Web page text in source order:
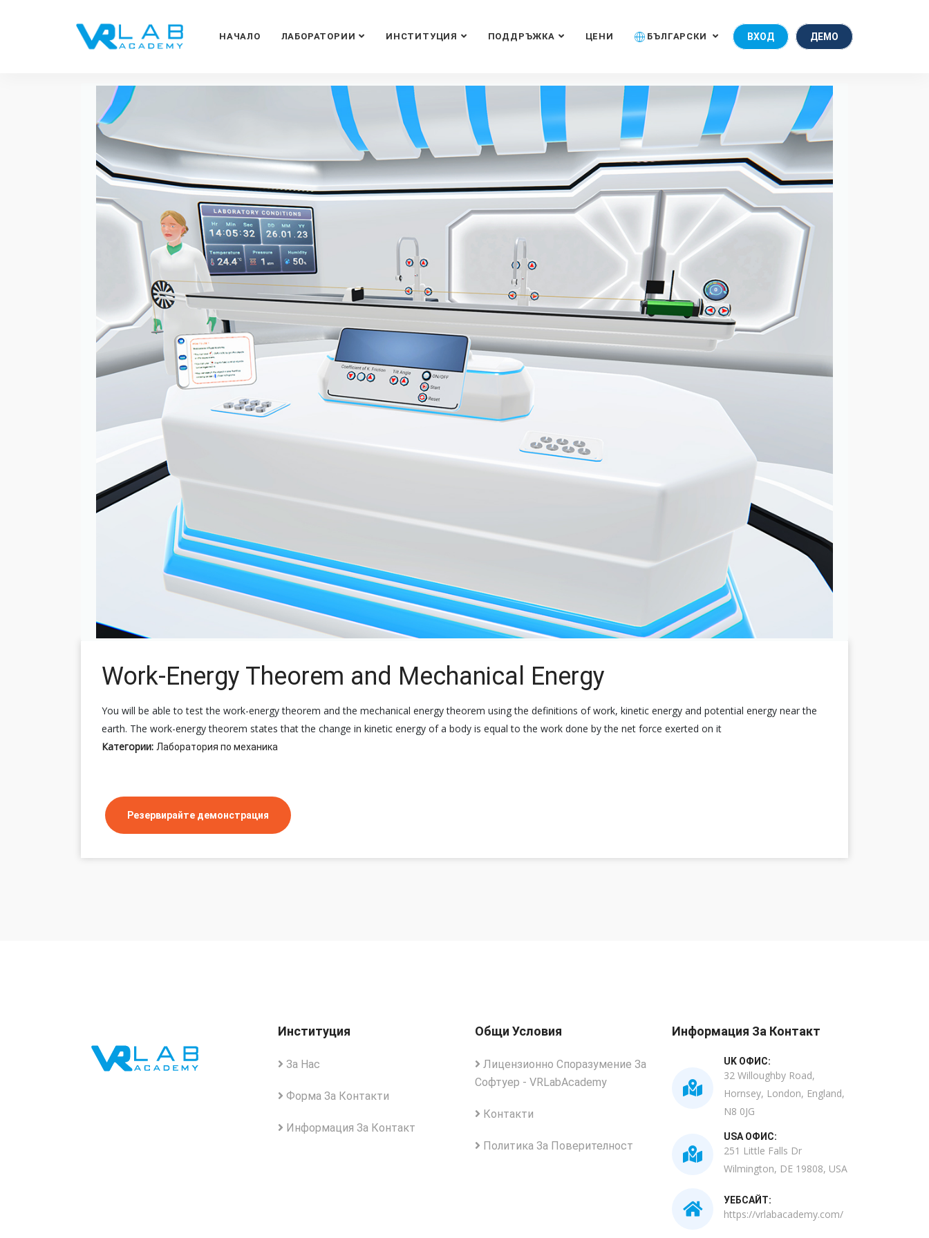
ВХОД ДЕМО
НАЧАЛО ЛАБОРАТОРИИ ИНСТИТУЦИЯ ПОДДРЪЖКА ЦЕНИ БЪЛГАРСКИ
Work-Energy Theorem and Mechanical Energy
You will be able to test the work-energy theorem and the mechanical energy theorem using the definitions of work, kinetic energy and potential energy near the
earth. The work-energy theorem states that the change in kinetic energy of a body is equal to the work done by the net force exerted on it
Категории: Лаборатория по механика
Резервирайте демонстрация
Институция
За Нас
Форма За Контакти
Информация За Контакт
Общи Условия
Лицензионно Споразумение За
Софтуер - VRLabAcademy
Контакти
Политика За Поверителност
Информация За Контакт
UK ОФИС:
32 Willoughby Road,
Hornsey, London, England,
N8 0JG
USA ОФИС:
251 Little Falls Dr
Wilmington, DE 19808, USA
УЕБСАЙТ:
https://vrlabacademy.com/